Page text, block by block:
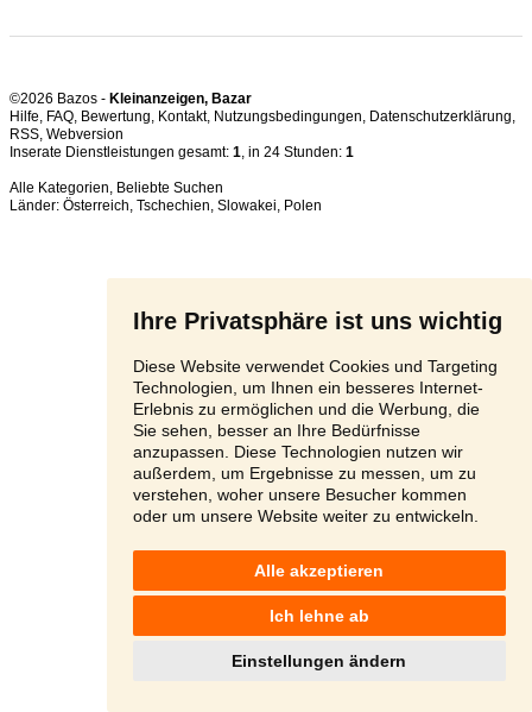
Ihre Privatsphäre ist uns wichtig
Diese Website verwendet Cookies und Targeting
Technologien, um Ihnen ein besseres Internet-
Erlebnis zu ermöglichen und die Werbung, die
Sie sehen, besser an Ihre Bedürfnisse
anzupassen. Diese Technologien nutzen wir
außerdem, um Ergebnisse zu messen, um zu
verstehen, woher unsere Besucher kommen
oder um unsere Website weiter zu entwickeln.
Alle akzeptieren
Ich lehne ab
Einstellungen ändern
©2026 Bazos - Kleinanzeigen, Bazar
Hilfe, FAQ, Bewertung, Kontakt, Nutzungsbedingungen, Datenschutzerklärung,
RSS,
Inserate Dienstleistungen gesamt: 1, in 24 Stunden: 1
Alle Kategorien, Beliebte Suchen
Länder: Österreich, Tschechien, Slowakei, Polen